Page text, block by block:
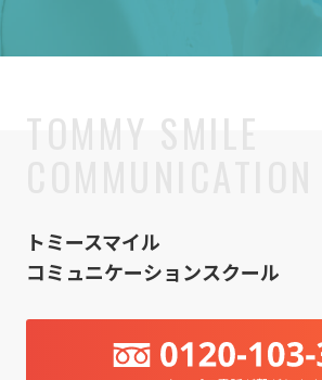
トミースマイル
コミュニケーションスクール